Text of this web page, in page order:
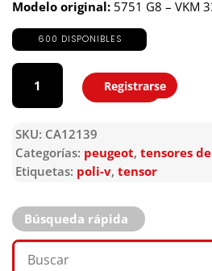
Modelo original: 5751 G8 – VKM
600 DISPONIBLES
CA12139
cantidad
Agregar
Registrarse
SKU: CA12139
Categorías: peugeot, tensores
Etiquetas: poli-v, tensor
Búsqueda rápida